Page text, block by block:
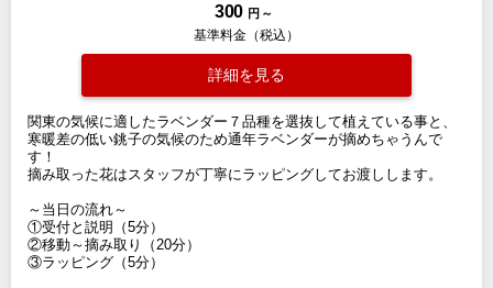
300 円 ～
基準料金（税込）
詳細を見る
関東の気候に適したラベンダー７品種を選抜して植えている事と、
寒暖差の低い銚子の気候のため通年ラベンダーが摘めちゃうんで
す！
摘み取った花はスタッフが丁寧にラッピングしてお渡しします。
～当日の流れ～
①受付と説明（5分）
②移動～摘み取り（20分）
③ラッピング（5分）